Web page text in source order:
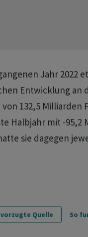
Jahr 2022
Entwicklung an
132,5 Milliarden
Halbjahr mit -
sie dagegen
Quelle So